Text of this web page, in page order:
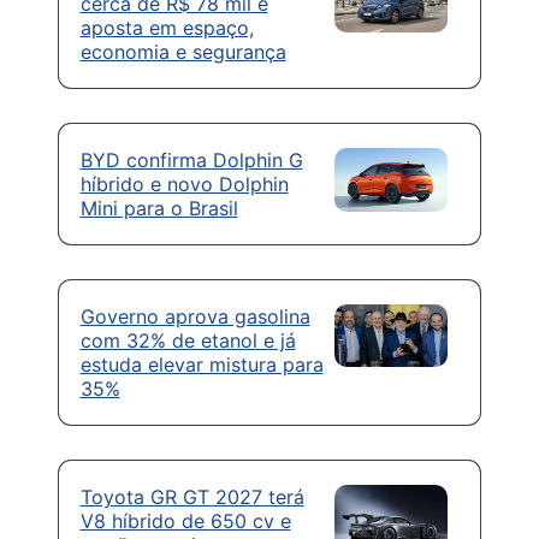
aposta em espaço,
economia e segurança
BYD confirma Dolphin G
híbrido e novo Dolphin
Mini para o Brasil
Governo aprova gasolina
com 32% de etanol e já
estuda elevar mistura para
35%
Toyota GR GT 2027 terá
V8 híbrido de 650 cv e